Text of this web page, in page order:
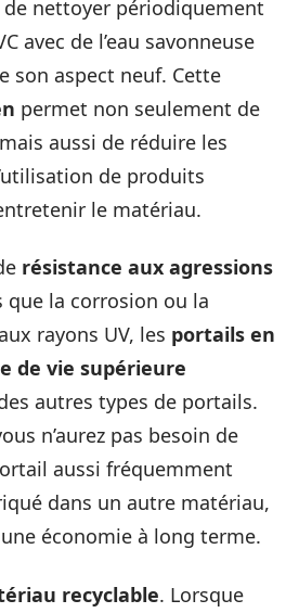
nettoyer périodiquement
avec de l’eau savonneuse
son aspect neuf. Cette
permet non seulement de
aussi de réduire les
de produits
le matériau.
résistance aux agressions
que la corrosion ou la
rayons UV, les portails en
de vie supérieure
autres types de portails.
n’aurez pas besoin de
aussi fréquemment
dans un autre matériau,
économie à long terme.
recyclable. Lorsque